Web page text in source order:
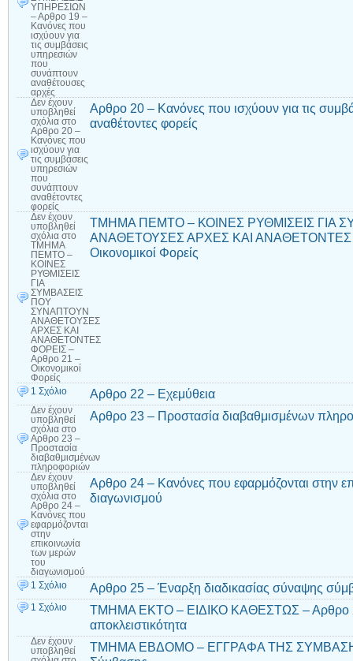
ΥΠΗΡΕΣΙΩΝ
– Αρθρο 19 –
Κανόνες που
ισχύουν για
τις συμβάσεις
υπηρεσιών
που
συνάπτουν
αναθέτουσες
αρχές
Δεν έχουν
υποβληθεί
σχόλια στο
Αρθρο 20 –
Κανόνες που
ισχύουν για
τις συμβάσεις
υπηρεσιών
που
συνάπτουν
αναθέτοντες
φορείς
Αρθρο 20 – Κανόνες που ισχύουν για τις
αναθέτοντες φορείς
Δεν έχουν
υποβληθεί
σχόλια στο
ΤΜΗΜΑ
ΠΕΜΤΟ –
ΚΟΙΝΕΣ
ΡΥΘΜΙΣΕΙΣ
ΓΙΑ
ΣΥΜΒΑΣΕΙΣ
ΠΟΥ
ΣΥΝΑΠΤΟΥΝ
ΑΝΑΘΕΤΟΥΣΕΣ
ΑΡΧΕΣ ΚΑΙ
ΑΝΑΘΕΤΟΝΤΕΣ
ΦΟΡΕΙΣ –
Αρθρο 21 –
Οικονομικοί
Φορείς
ΤΜΗΜΑ ΠΕΜΤΟ – ΚΟΙΝΕΣ ΡΥΘΜΙΣΕΙΣ ΓΙΑ
ΑΝΑΘΕΤΟΥΣΕΣ ΑΡΧΕΣ ΚΑΙ ΑΝΑΘΕΤΟΝΤΕΣ
Οικονομικοί Φορείς
1 Σχόλιο Αρθρο 22 – Εχεμύθεια
Δεν έχουν
υποβληθεί
σχόλια στο
Αρθρο 23 –
Προστασία
διαβαθμισμένων
πληροφοριών
Αρθρο 23 – Προστασία διαβαθμισμένων
Δεν έχουν
υποβληθεί
σχόλια στο
Αρθρο 24 –
Κανόνες που
εφαρμόζονται
στην
επικοινωνία
των μερών
του
διαγωνισμού
Αρθρο 24 – Κανόνες που εφαρμόζονται στην
διαγωνισμού
1 Σχόλιο Αρθρο 25 – Έναρξη διαδικασίας σύναψης
1 Σχόλιο
ΤΜΗΜΑ ΕΚΤΟ – ΕΙΔΙΚΟ ΚΑΘΕΣΤΩΣ – Αρθρο 26
αποκλειστικότητα
Δεν έχουν
υποβληθεί
ΤΜΗΜΑ ΕΒΔΟΜΟ – ΕΓΓΡΑΦΑ ΤΗΣ ΣΥΜΒΑΣΗΣ